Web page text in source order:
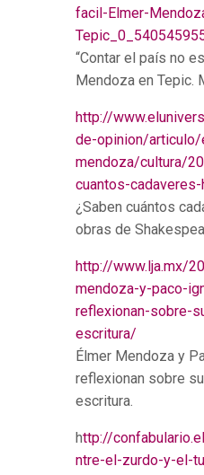
facil-Elmer-
“Contar el país no
Mendoza en Tepic.
http://
de-opinion/articulo/
mendoza/cultura/
cuantos-
¿Saben cuántos
obras de
http://www.lja.mx/
mendoza-y-paco-
reflexionan-sobre-
escritura/
Élmer Mendoza y
reflexionan sobre
escritura.
http://
ntre-el-zurdo-y-el-